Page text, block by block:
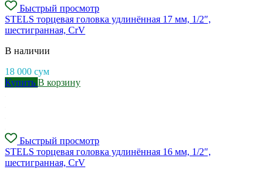
Быстрый просмотр
STELS торцевая головка удлинённая 17 мм, 1/2″,
шестигранная, CrV
В наличии
18 000 сум
Купить В корзину
Быстрый просмотр
STELS торцевая головка удлинённая 16 мм, 1/2″,
шестигранная, CrV